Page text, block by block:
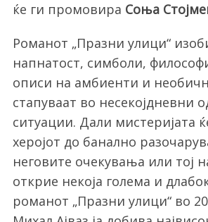
ќе ги промовира Соња
Романот „Празни улици“
напнатост, симболи,
описи на амбиенти и
стапуваат во несекојдневни
ситуации. Дали мистеријата
херојот до банално
неговите очекувања или тој
открие некоја голема и
романот „Празни улици“ во